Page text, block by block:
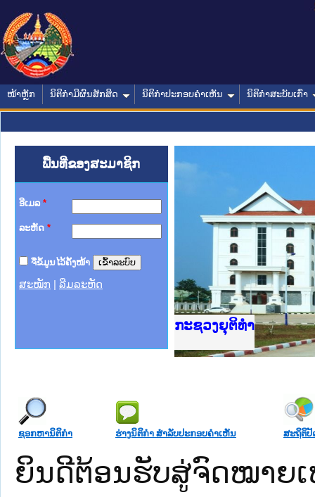
ໜ້າຫຼັກ ນິຕິກໍາມີຜົນສັກສິດ ນິຕິກໍາປະກອບຄໍາເຫັນ ນິຕິກໍາສະບັບເກົ່າ
ພື້ນທີ່ຂອງສະມາຊິກ
ອີເມລ *
ລະຫັດ *
ຈື່ຂໍ້ມູນໄວ້ຄັ້ງໜ້າ
ສະໝັກ ລືມລະຫັດ
ທຳແຫ່ງຊາດ
ກະຊວງຍຸຕິທຳ
ການ
ກາງ
ກໃຕ້
ນຕຳຫຼວດປະຊາຊົນ
ສັນຕິບານປະຊາຊົນ
ກເໜືອ
ຊາຊົນ ພາກກາງ
ຊອກຫານິຕິກໍາ ຮ່າງນິຕິກໍາ ສໍາລັບປະກອບຄໍາເຫັນ ສະຖິຕິປັ
ຍິນດີຕ້ອນຮັບສູ່ຈົດໝາຍເ